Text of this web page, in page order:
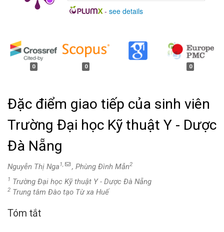
- see details
0 0 0
Đặc điểm giao tiếp của sinh viên
Trường Đại học Kỹ thuật Y - Dược
Đà Nẵng
Nguyễn Thị Nga1, , Phùng Đình Mẫn2
1 Trường Đại học Kỹ thuật Y - Dược Đà Nẵng
2 Trung tâm Đào tạo Từ xa Huế
Nội
Tóm tắt